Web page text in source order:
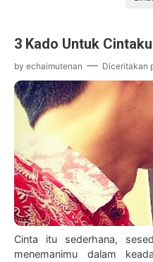
3 Kado Untuk
by echaimutenan Diceritakan
Cinta itu sederhana,
menemanimu dalam